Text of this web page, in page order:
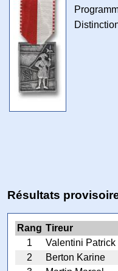
Résultats
Rang Tireur
1
Valentini Patrick
2
Berton Karine